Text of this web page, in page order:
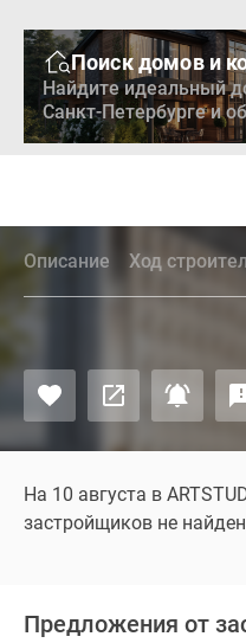
Поиск домов и
Найдите идеальный
Санкт-Петербурге и
Описание Ход
На 10 августа в
застройщиков не
Предложения от